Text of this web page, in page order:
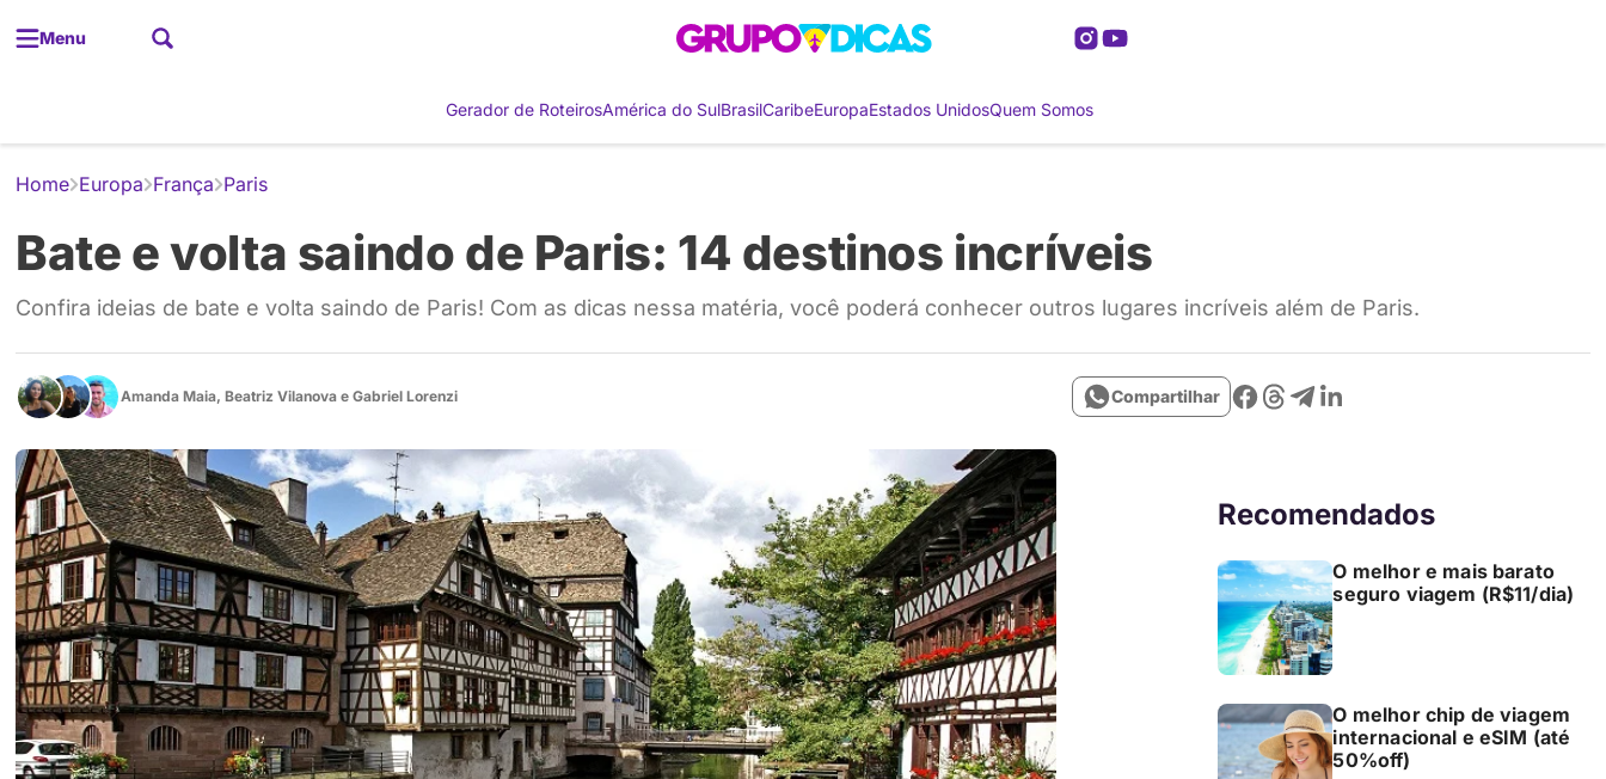
Menu
Gerador de RoteirosAmérica do SulBrasilCaribeEuropaEstados UnidosQuem Somos
Home Europa França Paris
Bate e volta saindo de Paris: 14 destinos incríveis
Confira ideias de bate e volta saindo de Paris! Com as dicas nessa matéria, você poderá conhecer outros lugares incríveis além de Paris.
Amanda Maia, Beatriz Vilanova e Gabriel Lorenzi Compartilhar
Recomendados
O melhor e mais barato
seguro viagem (R$11/dia)
O melhor chip de viagem
internacional e eSIM (até
50%off)